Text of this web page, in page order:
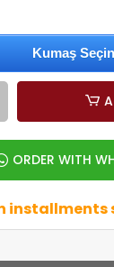
ORDER WITH